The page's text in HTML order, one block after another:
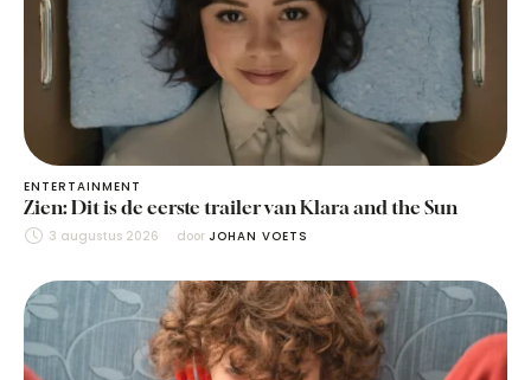
ENTERTAINMENT
Zien: Dit is de eerste trailer van Klara and the Sun
3 augustus 2026 door JOHAN VOETS